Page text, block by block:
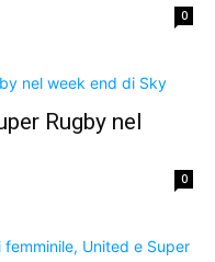
0
Rugby nel
0